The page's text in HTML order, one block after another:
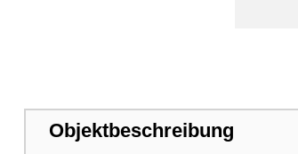
Objektbeschreibung